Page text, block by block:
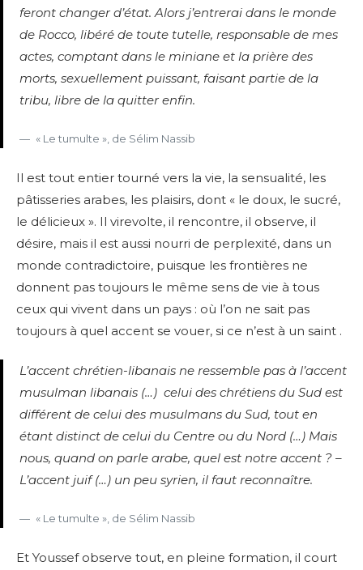
feront changer d’état. Alors j’entrerai dans le monde
de Rocco, libéré de toute tutelle, responsable de mes
actes, comptant dans le miniane et la prière des
morts, sexuellement puissant, faisant partie de la
tribu, libre de la quitter enfin.
« Le tumulte », de Sélim Nassib
Il est tout entier tourné vers la vie, la sensualité, les
pâtisseries arabes, les plaisirs, dont « le doux, le sucré,
le délicieux ». Il virevolte, il rencontre, il observe, il
désire, mais il est aussi nourri de perplexité, dans un
monde contradictoire, puisque les frontières ne
donnent pas toujours le même sens de vie à tous
ceux qui vivent dans un pays : où l’on ne sait pas
toujours à quel accent se vouer, si ce n’est à un saint .
L’accent chrétien-libanais ne ressemble pas à l’accent
musulman libanais (…) celui des chrétiens du Sud est
différent de celui des musulmans du Sud, tout en
étant distinct de celui du Centre ou du Nord (…) Mais
nous, quand on parle arabe, quel est notre accent ? –
L’accent juif(…) un peu syrien, il faut reconnaître.
« Le tumulte », de Sélim Nassib
Et Youssef observe tout, en pleine formation, il court